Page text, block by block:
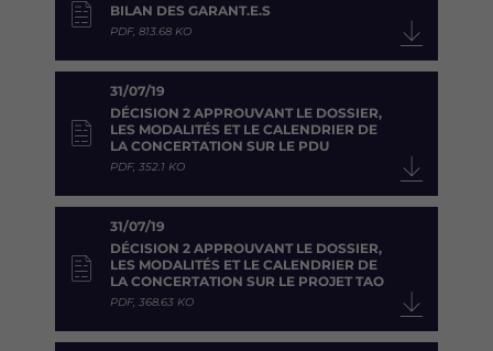
BILAN DES GARANT.E.S
PDF, 813.68 KO
31/07/19
DÉCISION 2 APPROUVANT LE DOSSIER,
LES MODALITÉS ET LE CALENDRIER DE
LA CONCERTATION SUR LE PDU
PDF, 352.1 KO
31/07/19
DÉCISION 2 APPROUVANT LE DOSSIER,
LES MODALITÉS ET LE CALENDRIER DE
LA CONCERTATION SUR LE PROJET TAO
PDF, 368.63 KO